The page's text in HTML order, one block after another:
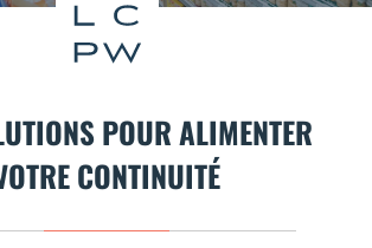
POUR ALIMENTER
CONTINUITÉ